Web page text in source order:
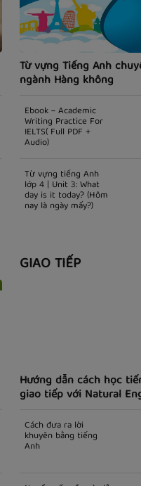
Từ vựng Tiếng Anh
ngành Hàng không
Ebook ~ Academic
Writing Practice For
IELTS( Full PDF +
Audio)
Từ vựng
lớp 4 | Unit
day is it
GIAO TIẾP
Hướng dẫn cách học
giao tiếp với Natural
Cách đưa ra lời
khuyên bằng tiếng
Anh